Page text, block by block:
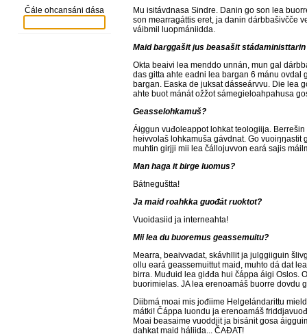
Čále ohcansáni dása
Mu isitávdnasa Sindre. Danin go son lea
son mearragáttis eret, ja danin dárbbašivčče
váibmil luopmániidda.
Maid barggašit jus beasašit
Okta beaivi lea menddo unnán, mun gal
das gitta ahte eadni lea bargan 6 mánu ovdal
bargan. Easka de juksat dásseárvvu. Die lea
ahte buot mánát ožžot sámegieloahpahusa
Geasselohkamuš?
Áiggun vuđoleappot lohkat teologiija.
heivvolaš lohkamuša gávdnat. Go
muhtin girjji mii lea čállojuvvon eará sajis
Man haga it birge luomus?
Bátneguštta!
Ja maid roahkka guođát ruoktot?
Vuoidasiid ja interneahta!
Mii lea du buoremus geassemuitu?
Mearra, beaivvadat, skávhllit ja julggiiguin
ollu eará geassemuittut maid, muhto dá dat
birra. Muđuid lea giđđa hui čáppa áigi Oslos.
buorimielas. JA lea erenoamáš buorre dovdu
Diibmá moai mis jođiime Helgelándarittu
mátki! Čáppa luondu ja erenoamáš
Moai beasaime vuoddjit ja bisánit gosa
dahkat maid háliida... ČAĐAT!